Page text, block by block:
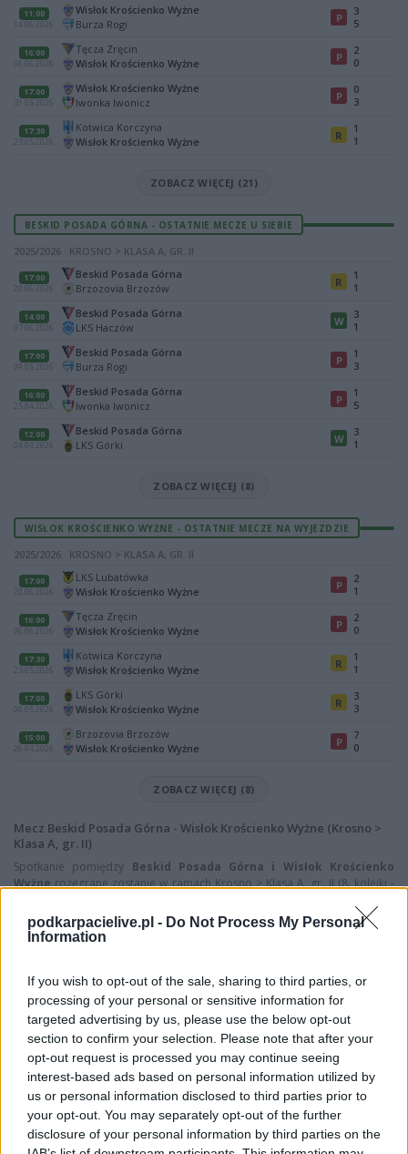
podkarpacielive.pl - Do Not Process My Personal
Information
If you wish to opt-out of the sale, sharing to third parties, or
processing of your personal or sensitive information for
targeted advertising by us, please use the below opt-out
section to confirm your selection. Please note that after your
opt-out request is processed you may continue seeing
interest-based ads based on personal information utilized by
us or personal information disclosed to third parties prior to
your opt-out. You may separately opt-out of the further
disclosure of your personal information by third parties on the
11:00
14.06.2026
Wisłok Krościenko Wyżne
Burza Rogi
P
3
5
16:00
06.06.2026
Tęcza Zręcin
Wisłok Krościenko Wyżne
P
2
0
17:00
31.05.2026
Wisłok Krościenko Wyżne
Iwonka Iwonicz
P
0
3
17:30
23.05.2026
Kotwica Korczyna
Wisłok Krościenko Wyżne
R
1
1
ZOBACZ WIĘCEJ (21)
BESKID POSADA GÓRNA - OSTATNIE MECZE U SIEBIE
2025/2026 · KROSNO > KLASA A, GR. II
17:00
20.06.2026
Beskid Posada Górna
Brzozovia Brzozów
R
1
1
14:00
07.06.2026
Beskid Posada Górna
LKS Haczów
W
3
1
17:00
09.05.2026
Beskid Posada Górna
Burza Rogi
P
1
3
16:00
25.04.2026
Beskid Posada Górna
Iwonka Iwonicz
P
1
5
12:00
04.04.2026
Beskid Posada Górna
LKS Górki
W
3
1
ZOBACZ WIĘCEJ (8)
WISŁOK KROŚCIENKO WYŻNE - OSTATNIE MECZE NA WYJEZDZIE
2025/2026 · KROSNO > KLASA A, GR. II
17:00
20.06.2026
LKS Lubatówka
Wisłok Krościenko Wyżne
P
2
1
16:00
06.06.2026
Tęcza Zręcin
Wisłok Krościenko Wyżne
P
2
0
17:30
23.05.2026
Kotwica Korczyna
Wisłok Krościenko Wyżne
R
1
1
17:00
09.05.2026
LKS Górki
Wisłok Krościenko Wyżne
R
3
3
15:00
26.04.2026
Brzozovia Brzozów
Wisłok Krościenko Wyżne
P
7
0
ZOBACZ WIĘCEJ (8)
Mecz Beskid Posada Górna - Wisłok Krościenko Wyżne (Krosno >
Klasa A, gr. II)
Spotkanie pomiędzy Beskid Posada Górna i Wisłok Krościenko
Wyżnerozegrane zostanie w ramach Krosno > Klasa A, gr. II (8. kolejki -
Na stroniePodkarpacieLive.pl znajdzieszwynik meczu, strzelców
bramek, kartki, składy, statystyki i informacje o przebiegu
lokalnej piłki nożnej. Jeżeli aktualnie nie widzisz tutaj danych z pewnością
pracujemy nad tym żeby je uzupełnić.
Wynik meczu Beskid Posada Górna vs Wisłok Krościenko Wyżne
Po zakończeniu spotkania automatycznie publikujemyoficjalny wynik
spotkania , a także dane meczowe, jeśli są dostępne.
Pełny harmonogram rozgrywek dostępny jest tutaj:Krosno > Klasa A,
gr. II - terminarz.
Informacje o składach i strzelcach